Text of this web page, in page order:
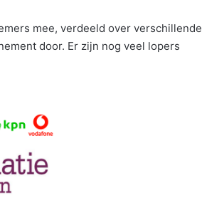
mee, verdeeld over verschillende
door. Er zijn nog veel lopers